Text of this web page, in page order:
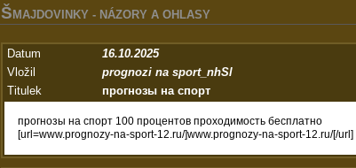
Š MAJDOVINKY - NÁZORY A OHLASY
Datum
16.10.2025
Vložil
prognozi na sport_nhSl
Titulek
прогнозы на спорт
прогнозы на спорт 100 процентов проходимость бесплатно
[url=www.prognozy-na-sport-12.ru/]www.prognozy-na-sport-12.ru/[/url] .